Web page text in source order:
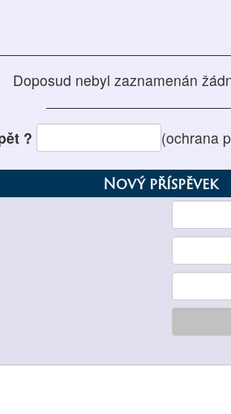
Doposud nebyl zaznamenán
? (ochrana
Nový příspěvek